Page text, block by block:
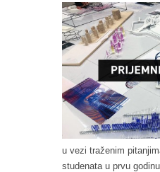
u vezi traženim
studenata u prvu